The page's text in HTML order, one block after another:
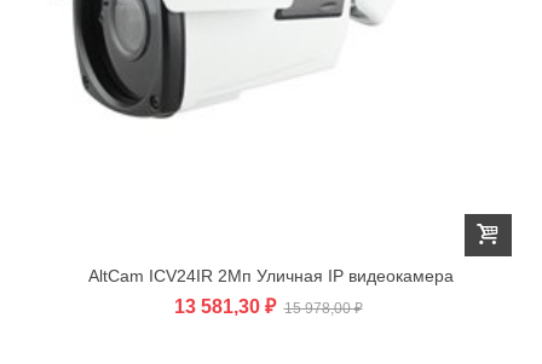
AltCam ICV24IR 2Мп Уличная IP видеокамера
13 581,30 ₽ 15 978,00 ₽